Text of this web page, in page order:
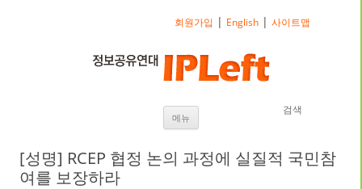
메뉴 내용으로 바로가기검색
회원가입 | English |사이트맵
[성명] RCEP 협정 논의 과정에 실질적 국민참
여를 보장하라